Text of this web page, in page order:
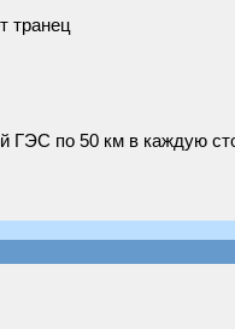
транец
ГЭС по 50 км в каждую